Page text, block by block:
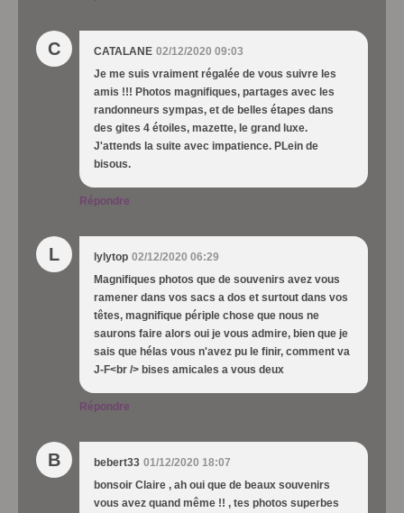
C CATALANE 02/12/2020 09:03
Je me suis vraiment régalée de vous suivre les
amis !!! Photos magnifiques, partages avec les
randonneurs sympas, et de belles étapes dans
des gites 4 étoiles, mazette, le grand luxe.
J'attends la suite avec impatience. PLein de
bisous.
Répondre
L lylytop 02/12/2020 06:29
Magnifiques photos que de souvenirs avez vous
ramener dans vos sacs a dos et surtout dans vos
têtes, magnifique périple chose que nous ne
saurons faire alors oui je vous admire, bien que je
sais que hélas vous n'avez pu le finir, comment va
J-F<br /> bises amicales a vous deux
Répondre
B bebert33 01/12/2020 18:07
bonsoir Claire , ah oui que de beaux souvenirs
vous avez quand même !! , tes photos superbes